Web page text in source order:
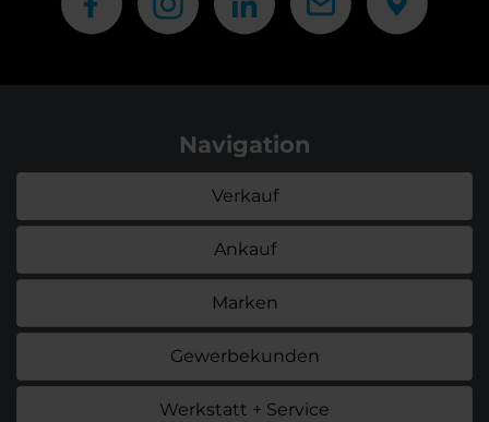
Navigation
Verkauf
Ankauf
Marken
Gewerbekunden
Werkstatt + Service